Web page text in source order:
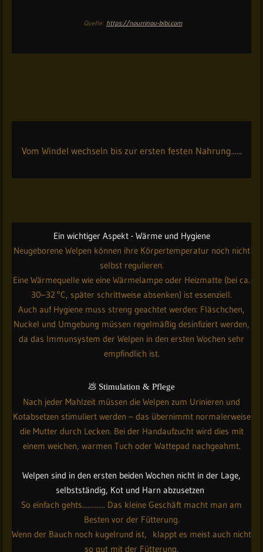
Quelle: https://nourrinou-bibi.com
Vom Windel wechseln bis zur ersten festen Nahrung......
Putzen - Kochen - Waschen
#mutterlose_aufzucht
Ein wichtiger Aspekt - Wärme und Hygiene
Neugeborene Welpen können ihre Körpertemperatur noch nicht
selbst regulieren.
Eine Wärmequelle wie eine Wärmelampe oder Heizmatte (bei ca.
30–32 °C, später schrittweise absenken) ist essenziell.
Auch auf Hygiene muss streng geachtet werden: Fläschchen,
Nuckel und Umgebung müssen regelmäßig desinfiziert werden,
da das Immunsystem der Welpen in den ersten Wochen sehr
empfindlich ist.
💩 Stimulation & Pflege
Nach jeder Mahlzeit müssen die Welpen zum Urinieren und
Kotabsetzen stimuliert werden – das übernimmt normalerweise
die Mutter durch Lecken. Bei der Handaufzucht wird dies mit
einem weichen, warmen Tuch oder Wattepad nachgeahmt.
Welpen sind in den ersten beiden Wochen nicht in der Lage,
selbstständig, Kot und Harn abzusetzen
So einfach gehts............. Das kleine Geschäft macht man am
Besten vor der Fütterung.
Wenn der Bauch noch kugelrund ist, klappt es meist auch nicht
so gut mit der Fütterung.